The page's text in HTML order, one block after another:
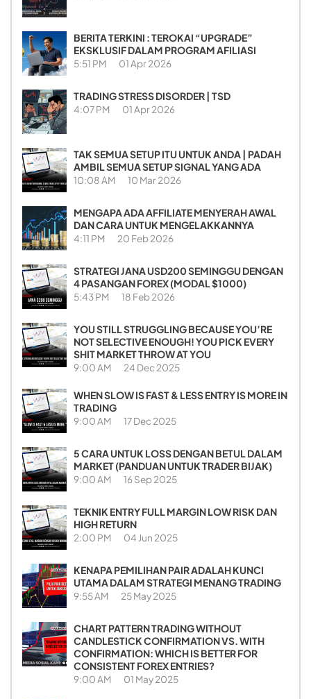
BERITA TERKINI : TEROKAI “UPGRADE”
EKSKLUSIF DALAM PROGRAM AFILIASI
5:51 PM 01 Apr 2026
TRADING STRESS DISORDER | TSD
4:07 PM 01 Apr 2026
TAK SEMUA SETUP ITU UNTUK ANDA | PADAH
AMBIL SEMUA SETUP SIGNAL YANG ADA
10:08 AM 10 Mar 2026
MENGAPA ADA AFFILIATE MENYERAH AWAL
DAN CARA UNTUK MENGELAKKANNYA
4:11 PM 20 Feb 2026
STRATEGI JANA USD200 SEMINGGU DENGAN
4 PASANGAN FOREX (MODAL $1000)
5:43 PM 18 Feb 2026
YOU STILL STRUGGLING BECAUSE YOU’RE
NOT SELECTIVE ENOUGH! YOU PICK EVERY
SHIT MARKET THROW AT YOU
9:00 AM 24 Dec 2025
WHEN SLOW IS FAST & LESS ENTRY IS MORE IN
TRADING
9:00 AM 17 Dec 2025
5 CARA UNTUK LOSS DENGAN BETUL DALAM
MARKET (PANDUAN UNTUK TRADER BIJAK)
9:00 AM 16 Sep 2025
TEKNIK ENTRY FULL MARGIN LOW RISK DAN
HIGH RETURN
2:00 PM 04 Jun 2025
KENAPA PEMILIHAN PAIR ADALAH KUNCI
UTAMA DALAM STRATEGI MENANG TRADING
9:55 AM 25 May 2025
CHART PATTERN TRADING WITHOUT
CANDLESTICK CONFIRMATION VS. WITH
CONFIRMATION: WHICH IS BETTER FOR
CONSISTENT FOREX ENTRIES?
9:00 AM 01 May 2025